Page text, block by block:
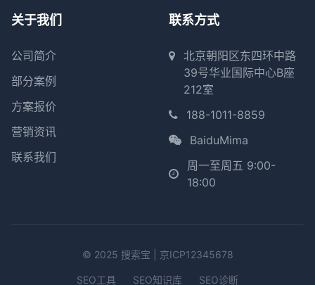
关于我们
公司简介
部分案例
方案报价
营销资讯
联系我们
联系方式
北京朝阳区东四环中路
39号华业国际中心B座
212室
188-1011-8859
BaiduMima
周一至周五 9:00-
18:00
© 2025 搜索宝 | 京ICP12345678
SEO工具 SEO知识库 SEO诊断